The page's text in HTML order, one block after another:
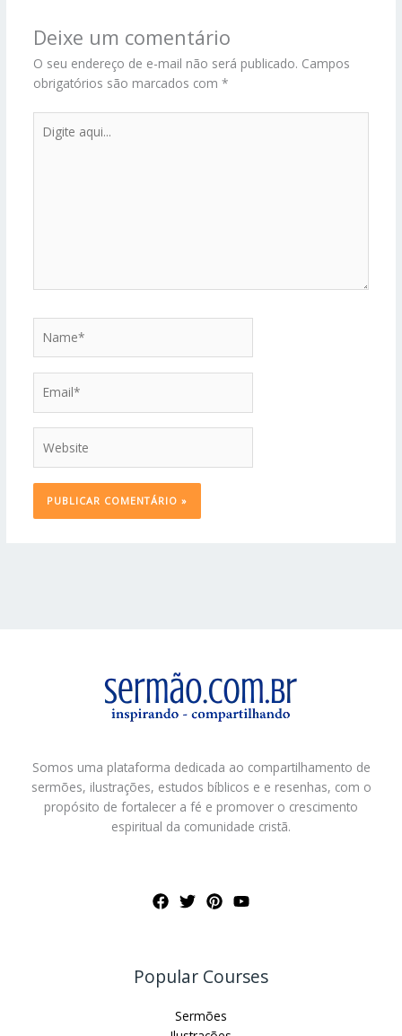
Deixe um comentário
O seu endereço de e-mail não será publicado. Campos
obrigatórios são marcados com *
aqui...
Somos uma plataforma dedicada ao compartilhamento de
sermões, ilustrações, estudos bíblicos e e resenhas, com o
propósito de fortalecer a fé e promover o crescimento
espiritual da comunidade cristã.
Popular Courses
Sermões